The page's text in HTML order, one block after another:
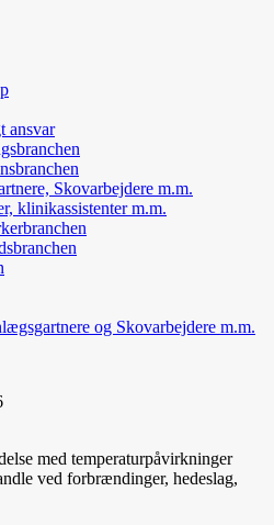
ansvar
Skovarbejdere m.m.
klinikassistenter m.m.
og Skovarbejdere m.m.
med temperaturpåvirkninger
ved forbrændinger, hedeslag,